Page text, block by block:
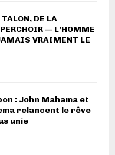
DE LA
— L’HOMME
VRAIMENT LE
: John Mahama et
relancent le rêve
unie